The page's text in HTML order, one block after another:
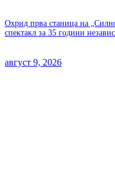
Охрид прва станица на
спектакл за 35 години
август 9, 2026